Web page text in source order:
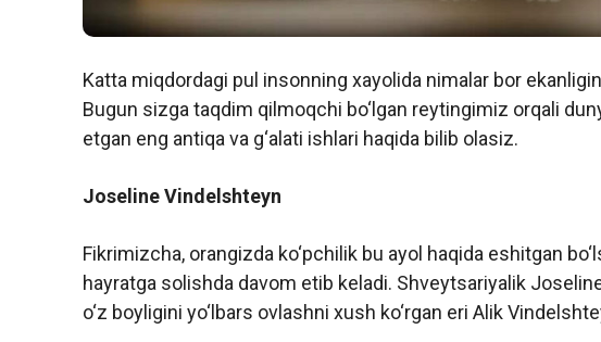
Katta miqdordagi pul insonning xayolida nimalar bor
Bugun sizga taqdim qilmoqchi bo‘lgan reytingimiz orqali
etgan eng antiqa va g‘alati ishlari haqida bilib olasiz.
Joseline Vindelshteyn
Fikrimizcha, orangizda ko‘pchilik bu ayol haqida eshitgan
hayratga solishda davom etib keladi. Shveytsariyalik
o‘z boyligini yo‘lbars ovlashni xush ko‘rgan eri Alik